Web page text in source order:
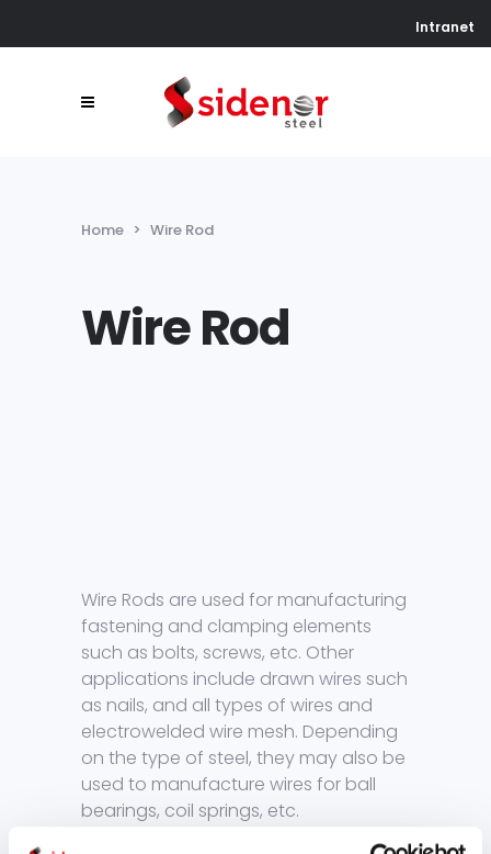
Intranet
Home > Wire Rod
Wire Rod
Wire Rods are used for manufacturing
fastening and clamping elements
such as bolts, screws, etc. Other
applications include drawn wires such
as nails, and all types of wires and
electrowelded wire mesh. Depending
on the type of steel, they may also be
used to manufacture wires for ball
bearings, coil springs, etc.